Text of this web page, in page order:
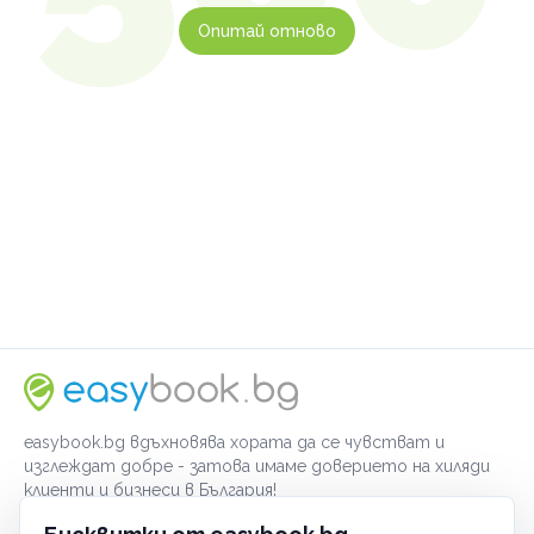
Опитай отново
easybook.bg вдъхновява хората да се чувстват и
изглеждат добре - затова имаме доверието на хиляди
клиенти и бизнеси в България!